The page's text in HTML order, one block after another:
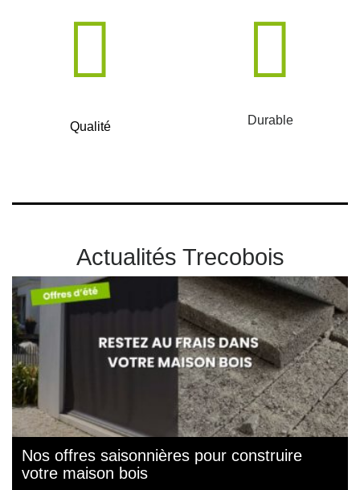
Qualité Durable
Actualités Trecobois
Nos offres saisonnières pour construire
votre maison bois